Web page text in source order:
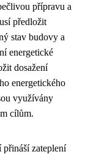
přípravu a
předložit
stav budovy a
energetické
dosažení
energetického
využívány
cílům.
zateplení